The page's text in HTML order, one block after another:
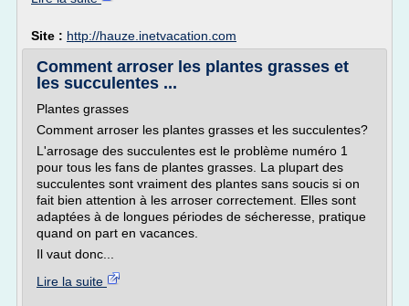
Site : http://hauze.inetvacation.com
Comment arroser les plantes grasses et
les succulentes ...
Plantes grasses
Comment arroser les plantes grasses et les succulentes?
L'arrosage des succulentes est le problème numéro 1
pour tous les fans de plantes grasses. La plupart des
succulentes sont vraiment des plantes sans soucis si on
fait bien attention à les arroser correctement. Elles sont
adaptées à de longues périodes de sécheresse, pratique
quand on part en vacances.
Il vaut donc...
Lire la suite